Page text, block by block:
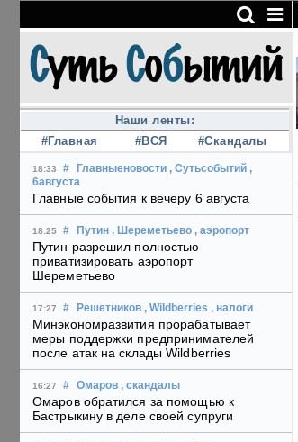
Наши ленты:
#Главная
#ВСЯ #Скандалы
18:33 # Главныеновости , Сутьсобытий ,
6августа
Главные события к вечеру 6 августа
18:25 # Путин , Шереметьево , аэропорт
Путин разрешил полностью
приватизировать аэропорт
Шереметьево
17:27 # Решетников , Wildberries , налоги
Минэкономразвития прорабатывает
меры поддержки предпринимателей
после атак на склады Wildberries
16:27 # Омаров , скандалы
Омаров обратился за помощью к
Бастрыкину в деле своей супруги